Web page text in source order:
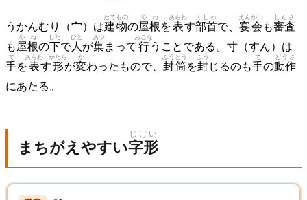
うかんむり（宀）は建物
たてもの
の屋根
やね
を表
あらわ
す部首
ぶしゅ
で、 宴会
えんかい
も審査
しんさ
も 屋根
やね
の下
した
で人
ひと
が集
あつ
まって 行
おこな
うことである。寸（すん）は
手
て
を表
あらわ
す形
かたち
が変
か
わったもので、 封筒
ふうとう
を封
ふう
じるのも手
て
の動作
どうさ
にあたる。
まちがえやすい字形
じけい